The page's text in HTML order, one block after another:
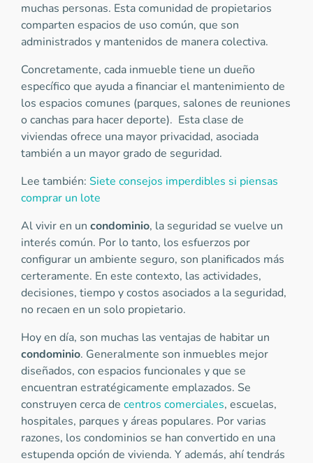
muchas personas. Esta comunidad de propietarios
comparten espacios de uso común, que son
administrados y mantenidos de manera colectiva.
Concretamente, cada inmueble tiene un dueño
específico que ayuda a financiar el mantenimiento de
los espacios comunes (parques, salones de reuniones
o canchas para hacer deporte). Esta clase de
viviendas ofrece una mayor privacidad, asociada
también a un mayor grado de seguridad.
Lee también: Siete consejos imperdibles si piensas
comprar un lote
Al vivir en un condominio, la seguridad se vuelve un
interés común. Por lo tanto, los esfuerzos por
configurar un ambiente seguro, son planificados más
certeramente. En este contexto, las actividades,
decisiones, tiempo y costos asociados a la seguridad,
no recaen en un solo propietario.
Hoy en día, son muchas las ventajas de habitar un
condominio. Generalmente son inmuebles mejor
diseñados, con espacios funcionales y que se
encuentran estratégicamente emplazados. Se
construyen cerca de centros comerciales, escuelas,
hospitales, parques y áreas populares. Por varias
razones, los condominios se han convertido en una
estupenda opción de vivienda. Y además, ahí tendrás